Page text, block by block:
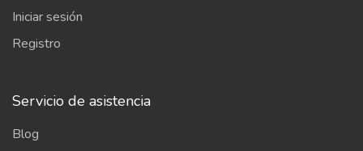
Iniciar sesión
Registro
Servicio de asistencia
Blog